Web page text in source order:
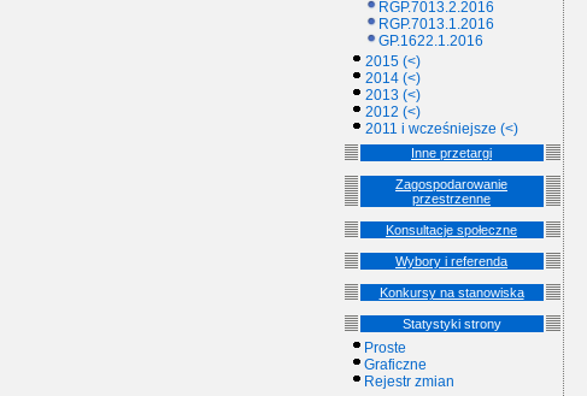
RGP.7013.2.2016
RGP.7013.1.2016
GP.1622.1.2016
2015 (<)
2014 (<)
2013 (<)
2012 (<)
2011 i wcześniejsze (<)
Inne przetargi
Zagospodarowanie
przestrzenne
Konsultacje społeczne
Wybory i referenda
Konkursy na stanowiska
Statystyki strony
Proste
Graficzne
Rejestr zmian